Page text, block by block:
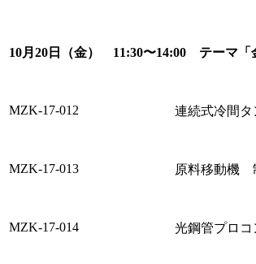
10月20日（金） 11:30〜14:00 テーマ「
MZK-17-012
連続式冷間
MZK-17-013
原料移動機
MZK-17-014
光鋼管プロコ